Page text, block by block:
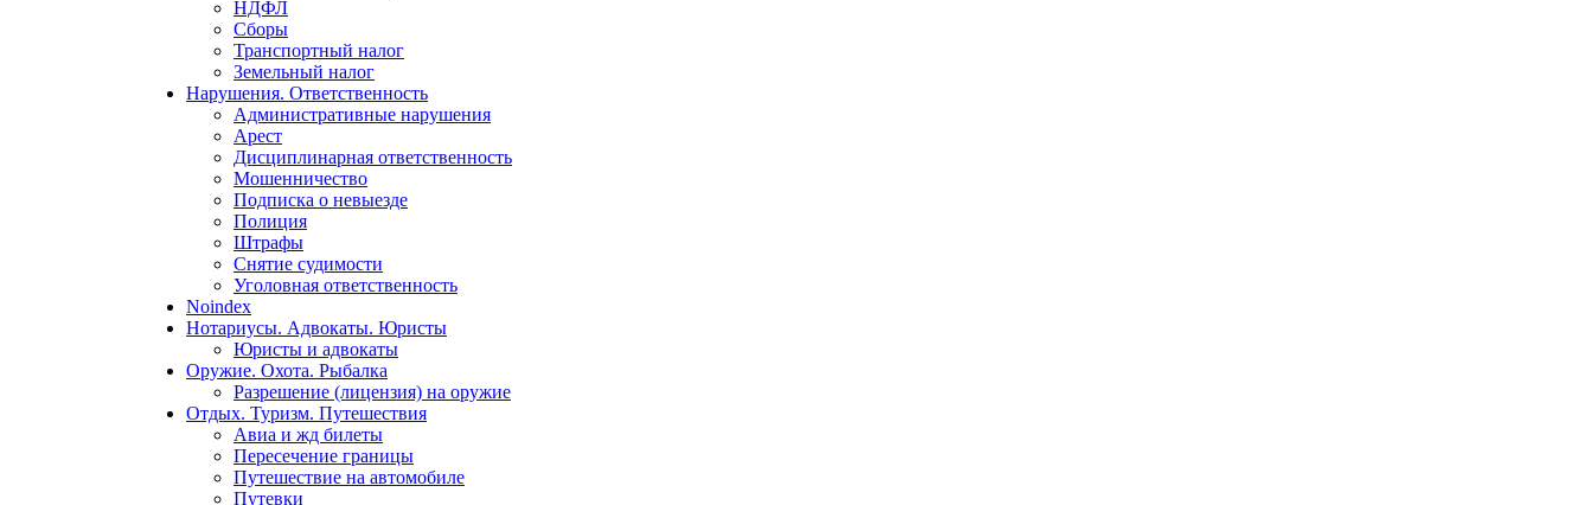
НДФЛ
Сборы
Транспортный налог
Земельный налог
Нарушения. Ответственность
Административные нарушения
Арест
Дисциплинарная ответственность
Мошенничество
Подписка о невыезде
Полиция
Штрафы
Снятие судимости
Уголовная ответственность
Noindex
Нотариусы. Адвокаты. Юристы
Юристы и адвокаты
Оружие. Охота. Рыбалка
Разрешение (лицензия) на оружие
Отдых. Туризм. Путешествия
Авиа и жд билеты
Пересечение границы
Путешествие на автомобиле
Путевки